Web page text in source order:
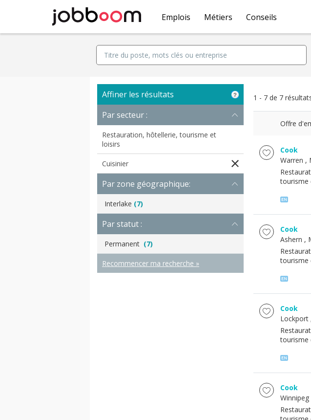
Emplois Métiers Conseils
Affiner les résultats
Par secteur :
Restauration, hôtellerie, tourisme et
loisirs
Cuisinier
Par zone géographique:
Interlake (7)
Par statut :
Permanent (7)
Recommencer ma recherche »
1 - 7 de 7
Offre
Cook
Warren ,
tourisme
Cook
Ashern ,
tourisme
Cook
Lockport
tourisme
Cook
Winnipeg